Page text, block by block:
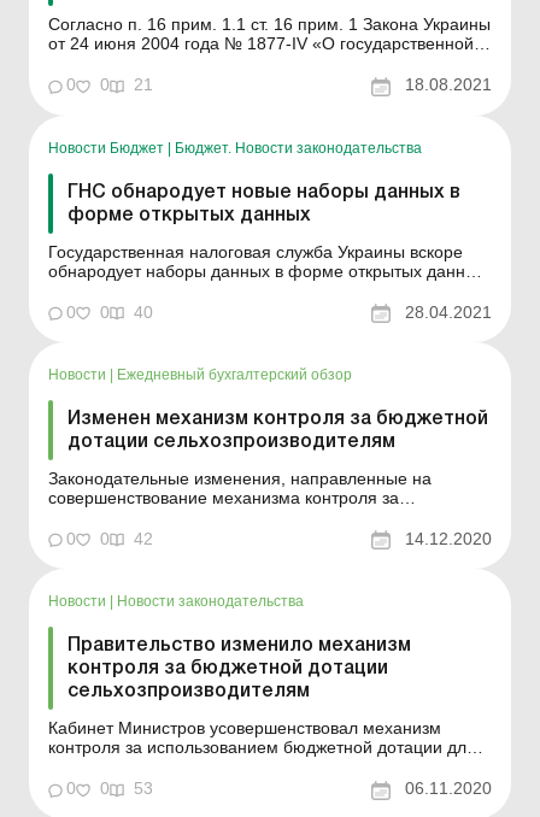
Согласно п. 16 прим. 1.1 ст. 16 прим. 1 Закона Украины
от 24 июня 2004 года № 1877-IV «О государственной
сельскохозяйственный товаропроизводитель, основной
деятельностью которого является поставка
им...
0 0 21 18.08.2021
Новости Бюджет | Бюджет. Новости законодательства
ГНС обнародует новые наборы данных в
форме открытых данных
Государственная налоговая служба Украины вскоре
обнародует наборы данных в форме открытых данных.
года № 407 «О внесении изменений в постановления
Кабинета Министров Украины от 21 октября 2015 года
0 0 40 28.04.2021
Новости Ежедневный бухгалтерский обзор
Изменен механизм контроля за бюджетной
дотации сельхозпроизводителям
Законодательные изменения, направленные на
совершенствование механизма контроля за
товаропроизводителям. Отныне лицо, претендующее
на получение государственной поддержки, обязана
о всех связанных с ним лиц, кот...
0 0 42 14.12.2020
Новости Новости законодательства
Правительство изменило механизм
контроля за бюджетной дотации
сельхозпроизводителям
Кабинет Министров усовершенствовал механизм
контроля за использованием бюджетной дотации для
товаропроизводителей. С целью усовершенствования
механизма контроля за использованием бюджетной
0 0 53 06.11.2020